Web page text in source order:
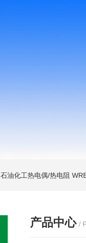
石油化工热电偶/热电阻
产品中心 /